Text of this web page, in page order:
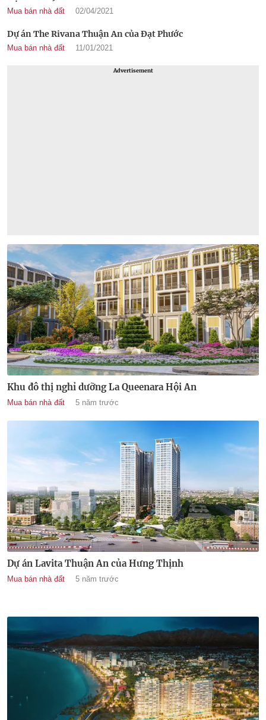
Mua bán nhà đất 02/04/2021
Dự án The Rivana Thuận An của Đạt Phước
Mua bán nhà đất 11/01/2021
Advertisement
Khu đô thị nghỉ dưỡng La Queenara Hội An
Mua bán nhà đất 5 năm trước
Dự án Lavita Thuận An của Hưng Thịnh
Mua bán nhà đất 5 năm trước